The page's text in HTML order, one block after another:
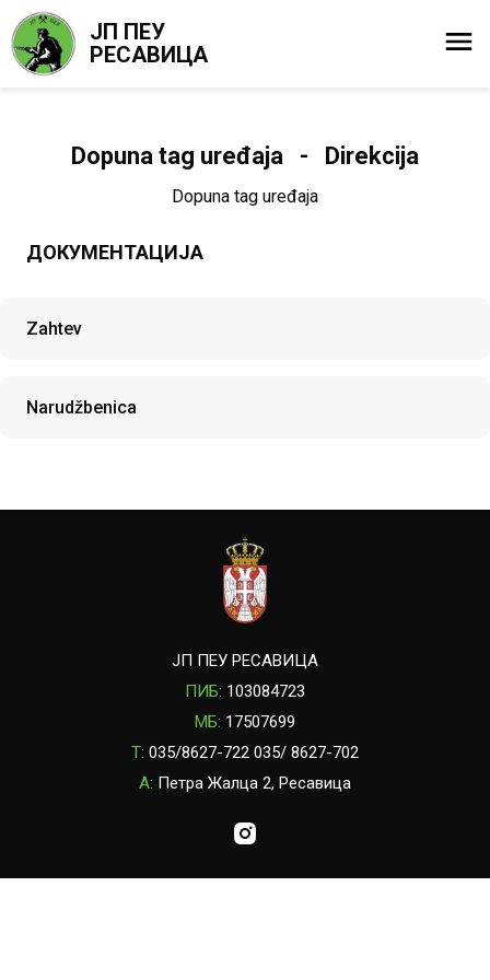
ЈП ПЕУ
РЕСАВИЦА
Dopuna tag uređaja - Direkcija
Dopuna tag uređaja
ДОКУМЕНТАЦИЈА
Zahtev
Narudžbenica
ЈП ПЕУ РЕСАВИЦА
ПИБ: 103084723
МБ: 17507699
T: 035/8627-722 035/ 8627-702
A: Петра Жалца 2, Ресавица